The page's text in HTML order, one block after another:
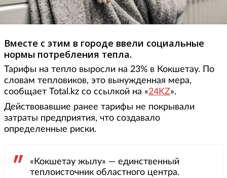
Вместе с этим в городе ввели социальные
нормы потребления тепла.
Тарифы на тепло выросли на 23% в Кокшетау. По
словам тепловиков, это вынужденная мера,
сообщает Total.kz со ссылкой на «24KZ».
Действовавшие ранее тарифы не покрывали
затраты предприятия, что создавало
определенные риски.
«Кокшетау жылу» — единственный
теплоисточник областного центра.